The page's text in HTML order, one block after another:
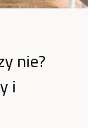
nie?
i